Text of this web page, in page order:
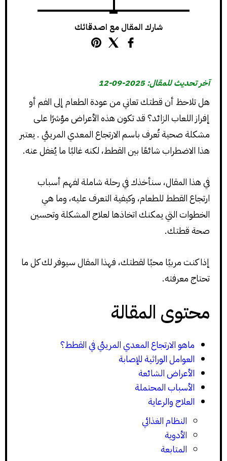
شارك المقال مع اصدقائك
آخر تحديث للمقال: 2025-09-12
هل تلاحظ أن قطتك تعاني من عودة الطعام إلى الفم أو
إفراز اللعاب الزائد؟ قد تكون هذه الأعراض مؤشرًا على
مشكلة صحية تُعرف باسم الارتجاع المعدي المريئي . يعتبر
هذا الاضطراب شائعًا بين القطط، لكنه غالبًا ما يُغفل عنه.
في هذا المقال، سنأخذك في رحلة شاملة لفهم أسباب
ارتجاع القطط للطعام، وكيفية التعرف عليه، وما هي
الخطوات التي يمكنك اتخاذها لعلاج المشكلة وتحسين
صحة قطتك.
إذا كنت مربيًا محبًا لقطتك، فهذا المقال سيوفر لك كل ما
تحتاج معرفته.
محتوى المقالة
ماهو الارتجاع المعدي المريئي في القطط؟
العوامل الوراثية للإصابة
الأعراض الشائعة
الأسباب المحتملة
العلاج والرعاية
النظام الغذائي
الأدوية
المتابعة